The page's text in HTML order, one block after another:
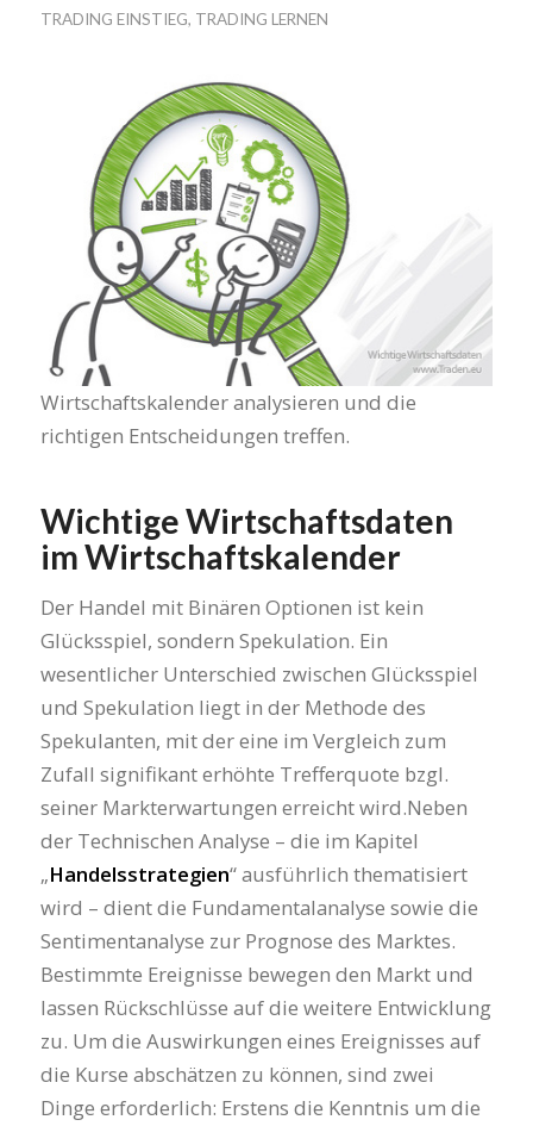
TRADING EINSTIEG, TRADING LERNEN
Wirtschaftskalender analysieren und die
richtigen Entscheidungen treffen.
Wichtige Wirtschaftsdaten
im Wirtschaftskalender
Der Handel mit Binären Optionen ist kein
Glücksspiel, sondern Spekulation. Ein
wesentlicher Unterschied zwischen Glücksspiel
und Spekulation liegt in der Methode des
Spekulanten, mit der eine im Vergleich zum
Zufall signifikant erhöhte Trefferquote bzgl.
seiner Markterwartungen erreicht wird.Neben
der Technischen Analyse – die im Kapitel
„Handelsstrategien“ ausführlich thematisiert
wird – dient die Fundamentalanalyse sowie die
Sentimentanalyse zur Prognose des Marktes.
Bestimmte Ereignisse bewegen den Markt und
lassen Rückschlüsse auf die weitere Entwicklung
zu. Um die Auswirkungen eines Ereignisses auf
die Kurse abschätzen zu können, sind zwei
Dinge erforderlich: Erstens die Kenntnis um die